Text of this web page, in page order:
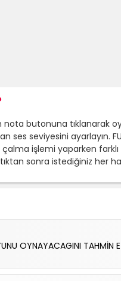
butonuna tıklanarak
ses seviyesini
işlemi yaparken farklı
sonra istediğiniz her
OYNAYACAGINI TAHMİN